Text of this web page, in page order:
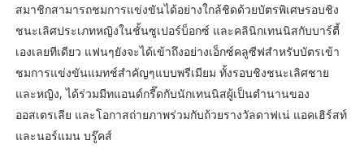
สมาชิกสามารถชมการแข่งขันได้อย่างใกล้ชิดด้วยบัตรพิเศษรอบชิง
ชนะเลิศประเภทหญิงในชั้นซูเปอร์บ็อกซ์ และคลินิกเทนนิสกับบาร์ตี้
เองเลยทีเดียว แฟนๆยังจะได้เข้าถึงอย่างเอ็กซ์คลูซีฟสำหรับบัตรเข้า
ชมการแข่งขันแมทช์สำคัญๆแบบพรีเมียม ทั้งรอบชิงชนะเลิศชาย
และหญิง, ได้ร่วมมีทแอนด์กรี๊ดกับนักเทนนิสผู้เป็นตำนานของ
ออสเตรเลีย และโอกาสถ่ายภาพร่วมกับถ้วยรางวัลดาฟเน่ แอคเฮิร์สท์
และนอร์แมน บรู๊คส์